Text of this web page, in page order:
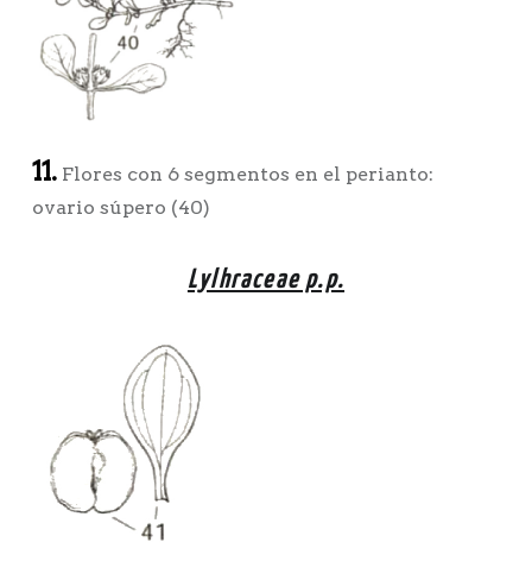
11.Flores con 6 segmentos en el perianto:
ovario súpero (40)
Lylhraceae p.p.